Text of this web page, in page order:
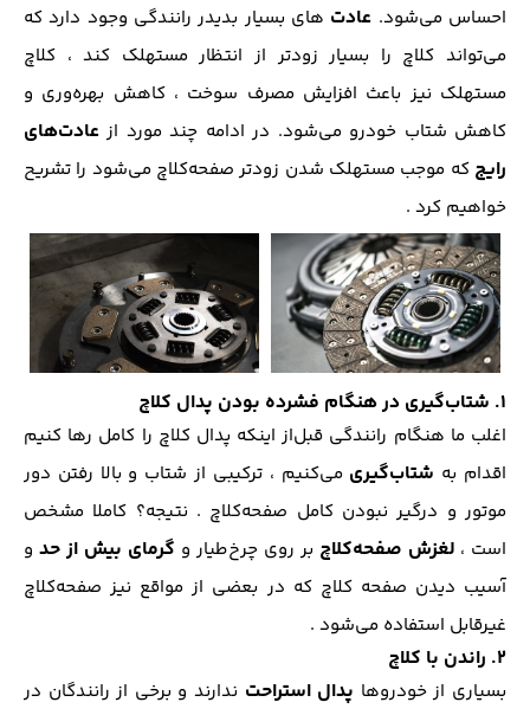
احساس می‌شود. عادت های بسیار بدیدر رانندگی وجود دارد که
می‌تواند کلاچ را بسیار زودتر از انتظار مستهلک کند ، کلاچ
مستهلک نیز باعث افزایش مصرف سوخت ، کاهش بهره‌وری و
کاهش شتاب خودرو می‌شود. در ادامه چند مورد از عادت‌های
رایج که موجب مستهلک شدن زودتر صفحه‌کلاچ می‌شود را تشریح
خواهیم کرد .
1. شتاب‌گیری در هنگام فشرده بودن پدال کلاچ
اغلب ما هنگام رانندگی قبل‌از اینکه پدال کلاچ را کامل رها کنیم
اقدام به شتاب‌گیری می‌کنیم ، ترکیبی از شتاب و بالا رفتن دور‌
موتور و در‌گیر نبودن کامل صفحه‌کلاچ . نتیجه؟ کاملا مشخص
است ، لغزش صفحه‌کلاچ بر روی چرخ‌طیار و گرمای بیش از حد و
آسیب دیدن صفحه کلاچ که در بعضی از مواقع نیز صفحه‌کلاچ
غیر‌قابل استفاده می‌شود .
2. راندن با کلاچ
بسیاری از خودروها پدال استراحت ندارند و برخی از رانندگان در